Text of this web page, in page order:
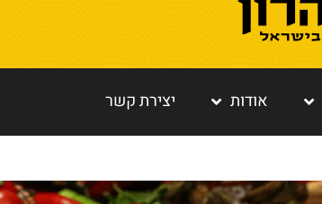
אודות יצירת קשר